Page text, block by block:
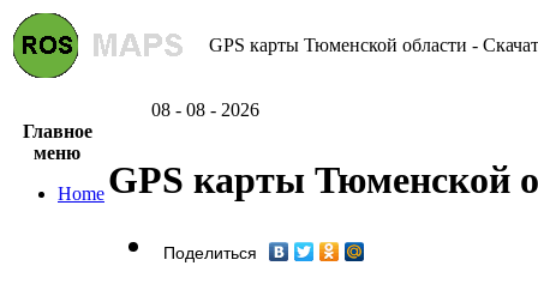
GPS карты Тюменской области -
08 - 08 - 2026
Главное
меню
Home GPS карты Тюменской
Поделиться